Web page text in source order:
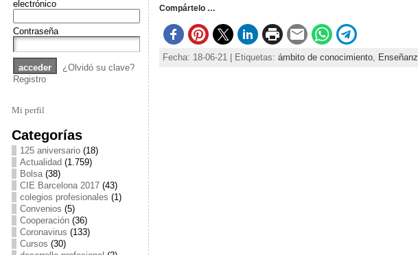
electrónico
Contraseña
¿Olvidó su clave?
Registro
Mi perfil
Categorías
125 aniversario(18)
Actualidad (1.759)
Bolsa(38)
CIE Barcelona 2017(43)
colegios profesionales (1)
Convenios (5)
Cooperación(36)
Coronavirus (133)
Cursos (30)
Compártelo …
Fecha: 18-06-21 | Etiquetas: ámbito de conocimiento,